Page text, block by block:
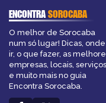
ENCONTRASOROCABA
O melhor de Sorocaba
num só lugar! Dicas, onde
ir, o que fazer, as
empresas, locais, serviços
e muito mais no guia
Encontra Sorocaba.